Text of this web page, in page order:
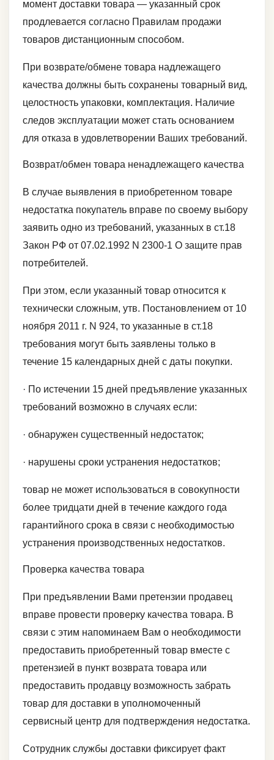
момент доставки товара — указанный срок
продлевается согласно Правилам продажи
товаров дистанционным способом.
При возврате/обмене товара надлежащего
качества должны быть сохранены товарный вид,
целостность упаковки, комплектация. Наличие
следов эксплуатации может стать основанием
для отказа в удовлетворении Ваших требований.
Возврат/обмен товара ненадлежащего качества
В случае выявления в приобретенном товаре
недостатка покупатель вправе по своему выбору
заявить одно из требований, указанных в ст.18
Закон РФ от 07.02.1992 N 2300-1 О защите прав
потребителей.
При этом, если указанный товар относится к
технически сложным, утв. Постановлением от 10
ноября 2011 г. N 924, то указанные в ст.18
требования могут быть заявлены только в
течение 15 календарных дней с даты покупки.
· По истечении 15 дней предъявление указанных
требований возможно в случаях если:
· обнаружен существенный недостаток;
· нарушены сроки устранения недостатков;
товар не может использоваться в совокупности
более тридцати дней в течение каждого года
гарантийного срока в связи с необходимостью
устранения производственных недостатков.
Проверка качества товара
При предъявлении Вами претензии продавец
вправе провести проверку качества товара. В
связи с этим напоминаем Вам о необходимости
предоставить приобретенный товар вместе с
претензией в пункт возврата товара или
предоставить продавцу возможность забрать
товар для доставки в уполномоченный
сервисный центр для подтверждения недостатка.
Сотрудник службы доставки фиксирует факт